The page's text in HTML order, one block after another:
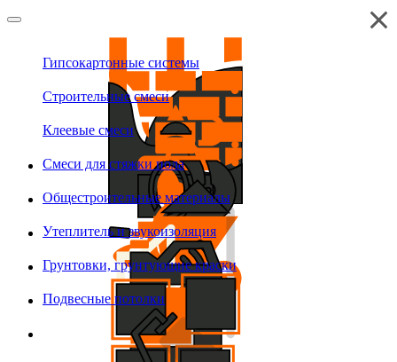
Гипсокартонные системы
Строительные смеси
Клеевые смеси
Смеси для стяжки пола
Общестроительные материалы
Утеплитель и звукоизоляция
Грунтовки, грунтующие краски
Подвесные потолки